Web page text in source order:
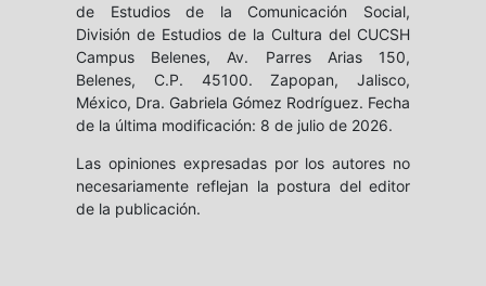
de Estudios de la Comunicación Social,
División de Estudios de la Cultura del CUCSH
Campus Belenes, Av. Parres Arias 150,
Belenes, C.P. 45100. Zapopan, Jalisco,
México, Dra. Gabriela Gómez Rodríguez. Fecha
de la última modificación: 8 de julio de 2026.
Las opiniones expresadas por los autores no
necesariamente reflejan la postura del editor
de la publicación.